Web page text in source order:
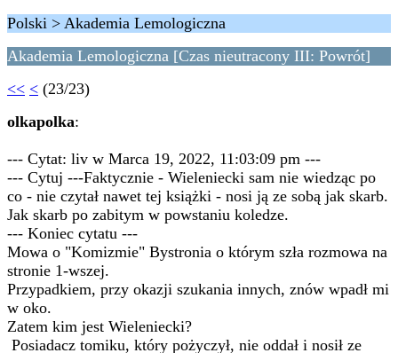
Polski > Akademia Lemologiczna
Akademia Lemologiczna [Czas nieutracony III: Powrót]
<< < (23/23)
olkapolka:
--- Cytat: liv w Marca 19, 2022, 11:03:09 pm ---
--- Cytuj ---Faktycznie - Wieleniecki sam nie wiedząc po
co - nie czytał nawet tej książki - nosi ją ze sobą jak skarb.
Jak skarb po zabitym w powstaniu koledze.
--- Koniec cytatu ---
Mowa o "Komizmie" Bystronia o którym szła rozmowa na
stronie 1-wszej.
Przypadkiem, przy okazji szukania innych, znów wpadł mi
w oko.
Zatem kim jest Wieleniecki?
Posiadacz tomiku, który pożyczył, nie oddał i nosił ze